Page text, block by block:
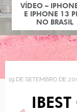
VÍDEO –
E IPHONE 13
NO BRASIL
19 DE SETEMBRO DE